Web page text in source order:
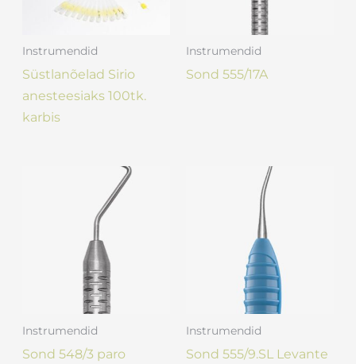
Instrumendid
Süstlanõelad Sirio
anesteesiaks 100tk.
karbis
Instrumendid
Sond 555/17A
Instrumendid
Sond 548/3 paro
Instrumendid
Sond 555/9.SL Levante